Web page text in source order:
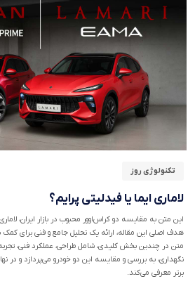
تکنولوژی روز
لاماری ایما یا فیدلیتی پرایم؟
این متن به مقایسه دو کراس‌اوور محبوب در بازار ایران،
هدف اصلی این مقاله، ارائه یک تحلیل جامع و فنی برای
متن در چندین بخش کلیدی، شامل طراحی، عملکرد فنی، تجربه
نگهداری، به بررسی و مقایسه این دو خودرو می‌پردازد و در
برتر معرفی می‌کند.